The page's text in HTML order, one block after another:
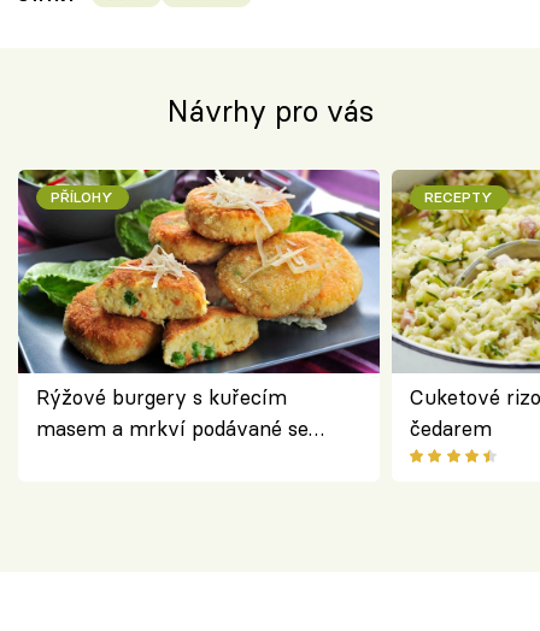
Návrhy pro vás
PŘÍLOHY
Rýžové burgery s kuřecím
masem a mrkví podávané se
RECEPTY
Cuketové
čedarem